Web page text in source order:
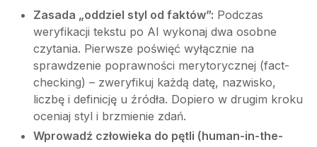
Zasada „oddziel styl od faktów”: Podczas
weryfikacji tekstu po AI wykonaj dwa osobne
czytania. Pierwsze poświęć wyłącznie na
sprawdzenie poprawności merytorycznej (fact-
checking) – zweryfikuj każdą datę, nazwisko,
liczbę i definicję u źródła. Dopiero w drugim kroku
oceniaj styl i brzmienie zdań.
Wprowadź człowieka do pętli (human-in-the-